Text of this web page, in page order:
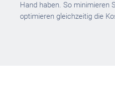
Hand haben. So minimieren
optimieren gleichzeitig die